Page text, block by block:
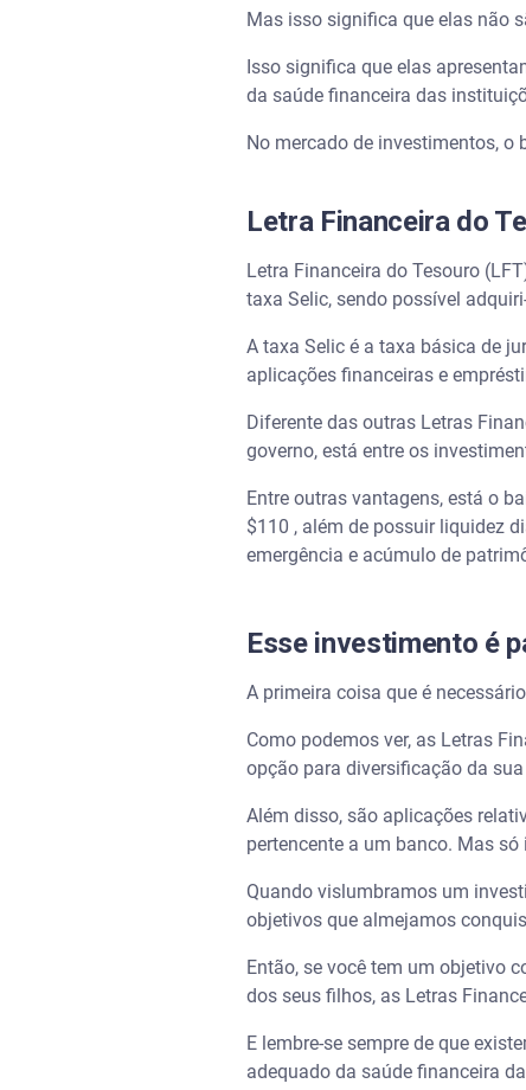
Mas isso significa que elas não
Isso significa que elas
da saúde financeira das
No mercado de investimentos, o
Letra Financeira do
Letra Financeira do Tesouro
taxa Selic, sendo possível
A taxa Selic é a taxa básica de
aplicações financeiras e
Diferente das outras Letras
governo, está entre os
Entre outras vantagens, está o
$110 , além de possuir liquidez
emergência e acúmulo de
Esse investimento é
A primeira coisa que é
Como podemos ver, as Letras
opção para diversificação da
Além disso, são aplicações
pertencente a um banco. Mas
Quando vislumbramos um
objetivos que almejamos
Então, se você tem um objetivo
dos seus filhos, as Letras
E lembre-se sempre de que
adequado da saúde financeira